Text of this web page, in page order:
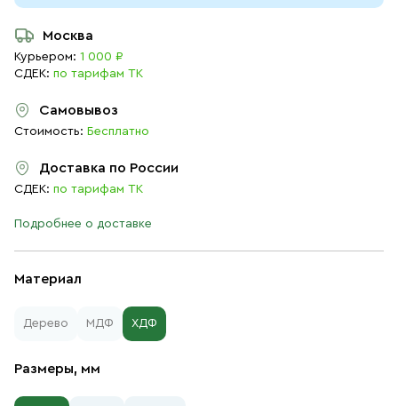
Материал
Дерево МДФ ХДФ
Размеры, мм
Москва
Курьером: 1 000 ₽
СДЕК: по тарифам ТК
Самовывоз
Стоимость: Бесплатно
Доставка по России
СДЕК: по тарифам ТК
Подробнее о доставке